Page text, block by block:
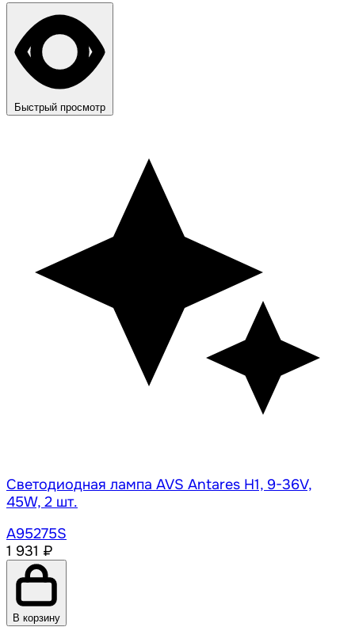
Быстрый просмотр
Светодиодная лампа AVS Antares H1, 9-36V,
45W, 2 шт.
A95275S
1 931 ₽
В корзину